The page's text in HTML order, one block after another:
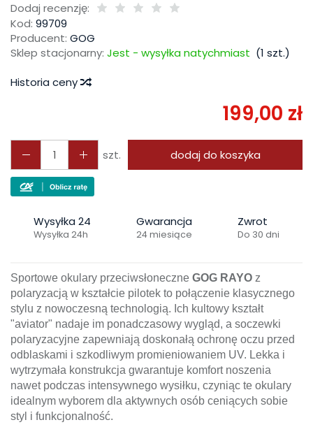
Dodaj recenzję:
Kod: 99709
Producent: GOG
Sklep stacjonarny: Jest - wysyłka natychmiast (1 szt.)
Historia ceny
199,00 zł
szt. dodaj do koszyka
Wysyłka 24
Wysyłka 24h
Gwarancja
24 miesiące
Zwrot
Do 30 dni
Sportowe okulary przeciwsłoneczne GOG RAYO z
polaryzacją w kształcie pilotek to połączenie klasycznego
stylu z nowoczesną technologią. Ich kultowy kształt
"aviator" nadaje im ponadczasowy wygląd, a soczewki
polaryzacyjne zapewniają doskonałą ochronę oczu przed
odblaskami i szkodliwym promieniowaniem UV. Lekka i
wytrzymała konstrukcja gwarantuje komfort noszenia
nawet podczas intensywnego wysiłku, czyniąc te okulary
idealnym wyborem dla aktywnych osób ceniących sobie
styl i funkcjonalność.